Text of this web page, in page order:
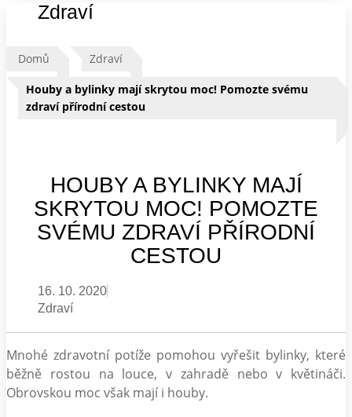
Zdraví
Domů Zdraví
Houby a bylinky mají skrytou moc! Pomozte svému
zdraví přírodní cestou
HOUBY A BYLINKY MAJÍ
SKRYTOU MOC! POMOZTE
SVÉMU ZDRAVÍ PŘÍRODNÍ
CESTOU
16. 10. 2020
Zdraví
Mnohé zdravotní potíže pomohou vyřešit bylinky, které
běžně rostou na louce, v zahradě nebo v květináči.
Obrovskou moc však mají i houby.